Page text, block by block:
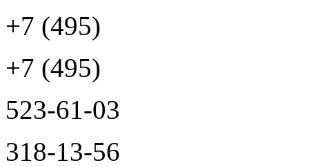
+7 (495)
+7 (495)
523-61-03
318-13-56